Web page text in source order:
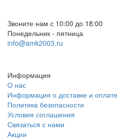
Звоните нам с 10:00 до 18:00
Понедельник - пятница
info@amk2003.ru
Информация
О нас
Информация о доставке и оплате
Политика безопасности
Условия соглашения
Связаться с нами
Акции